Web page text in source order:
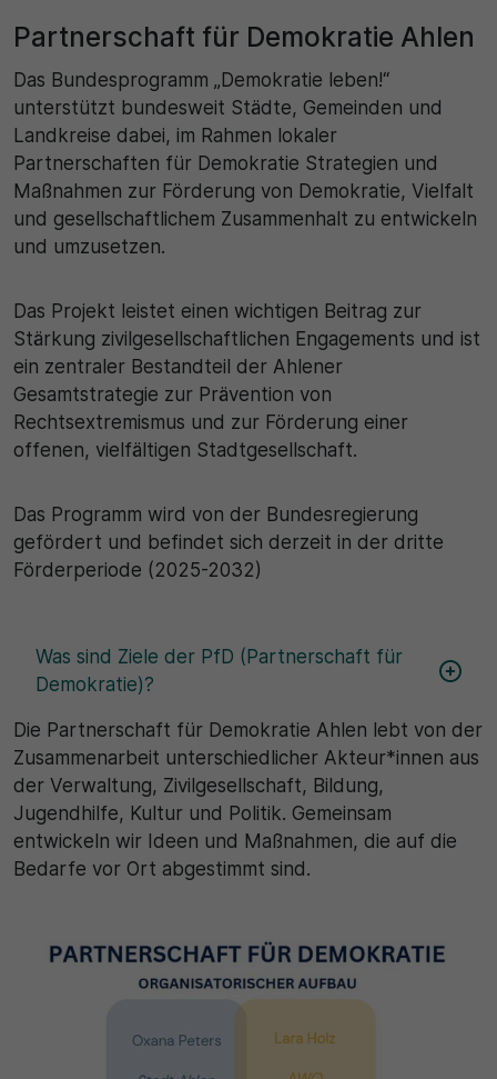
Partnerschaft für Demokratie Ahlen
Das Bundesprogramm „Demokratie leben!“
unterstützt bundesweit Städte, Gemeinden und
Landkreise dabei, im Rahmen lokaler
Partnerschaften für Demokratie Strategien und
Maßnahmen zur Förderung von Demokratie, Vielfalt
und gesellschaftlichem Zusammenhalt zu entwickeln
und umzusetzen.
Das Projekt leistet einen wichtigen Beitrag zur
Stärkung zivilgesellschaftlichen Engagements und ist
ein zentraler Bestandteil der Ahlener
Gesamtstrategie zur Prävention von
Rechtsextremismus und zur Förderung einer
offenen, vielfältigen Stadtgesellschaft.
Das Programm wird von der Bundesregierung
gefördert und befindet sich derzeit in der dritte
Förderperiode (2025-2032)
Was sind Ziele der PfD (Partnerschaft für
Demokratie)?
Die Partnerschaft für Demokratie Ahlen lebt von der
Zusammenarbeit unterschiedlicher Akteur*innen aus
der Verwaltung, Zivilgesellschaft, Bildung,
Jugendhilfe, Kultur und Politik. Gemeinsam
entwickeln wir Ideen und Maßnahmen, die auf die
Bedarfe vor Ort abgestimmt sind.
Anbieter
Cookie Consent / Ahlen
Laufzeit
1 Jahr
Dieser Wert speichert Ihre Consent-Einstellungen.
Unter anderem eine zufällig generierte ID, für die
historische Speicherung Ihrer vorgenommen
Einstellungen, falls der Webseiten-Betreiber dies
eingestellt hat.
1 Jahr
Zweck
Wird für statistische Zwecke verwendet, um Details
wie die eindeutige Besucher-ID zu speichern.
Name
_pk_ses\..*$
Anbieter
Matomo
30 Minuten
vorübergehende Daten des Besuchs zu speichern.